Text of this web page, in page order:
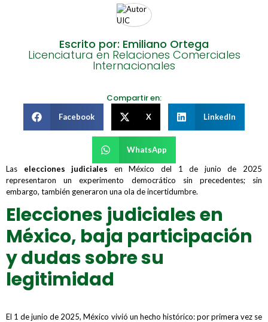
Escrito por: Emiliano Ortega
Licenciatura en Relaciones Comerciales
Internacionales
Compartir en:
Facebook X LinkedIn
WhatsApp
Las elecciones judiciales en México del 1 de junio de 2025
representaron un experimento democrático sin precedentes; sin
embargo, también generaron una ola de incertidumbre.
Elecciones judiciales en
México, baja participación
y dudas sobre su
legitimidad
El 1 de junio de 2025, México vivió un hecho histórico: por primera vez se